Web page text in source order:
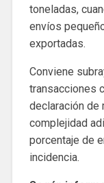
toneladas,
envíos
exportadas.
Conviene
transacciones
declaración de
complejidad
porcentaje de
incidencia.